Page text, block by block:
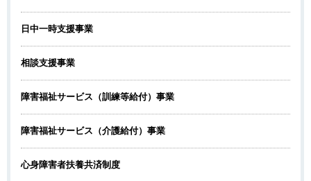
日中一時支援事業
相談支援事業
障害福祉サービス（訓練等給付）事業
障害福祉サービス（介護給付）事業
心身障害者扶養共済制度